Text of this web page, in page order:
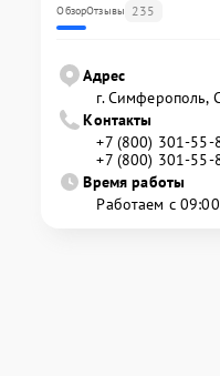
ОбзорОтзывы 235
Адрес
г. Симферополь,
Контакты
+7 (800) 301-55-
+7 (800) 301-55-
Время работы
Работаем с